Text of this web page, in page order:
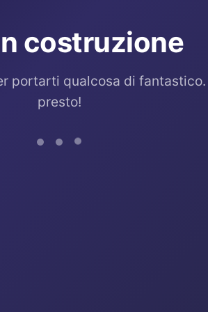
costruzione
portarti qualcosa di fantastico.
presto!